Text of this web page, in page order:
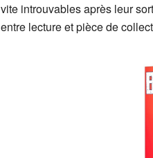
vite introuvables après leur
entre lecture et pièce de